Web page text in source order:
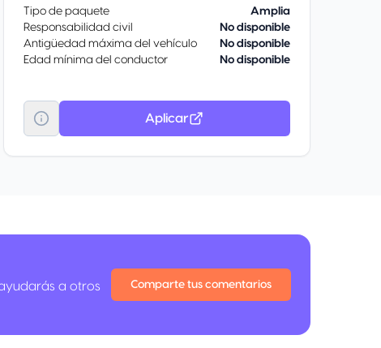
Tipo de paquete
Amplia
Responsabilidad civil
No disponible
Antigüedad máxima del vehículo
No disponible
Edad mínima del conductor
No disponible
Aplicar
a otros
Comparte tus comentarios